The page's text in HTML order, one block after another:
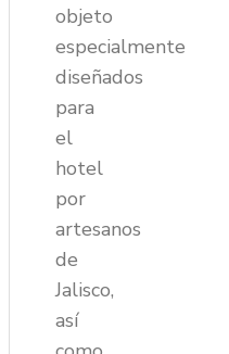
objeto
especialmente
diseñados
para
el
hotel
por
artesanos
de
Jalisco,
así